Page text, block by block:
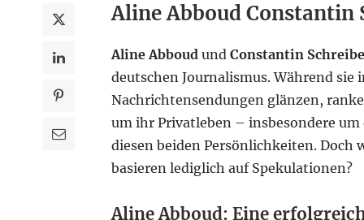
Aline Abboud Constantin
Aline Abboudund Constantin
deutschen Journalismus. Während
Nachrichtensendungen glänzen,
um ihr Privatleben – insbesondere
diesen beiden Persönlichkeiten. Doch
basieren lediglich auf Spekulationen?
Aline Abboud: Eine